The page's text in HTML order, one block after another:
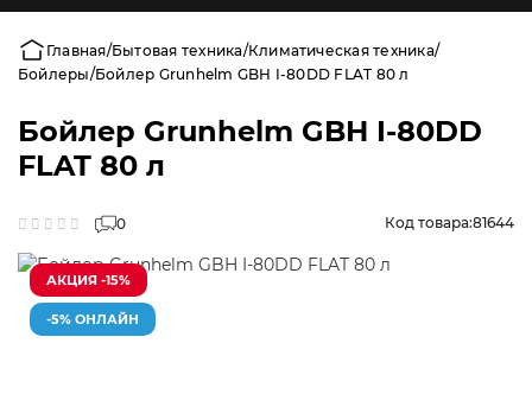
Главная Бытовая техника Климатическая техника
Бойлеры Бойлер Grunhelm GBH I-80DD FLAT 80 л
Бойлер Grunhelm GBH I-80DD
FLAT 80 л
0 Код товара:81644
АКЦИЯ -15%
-5% ОНЛАЙН